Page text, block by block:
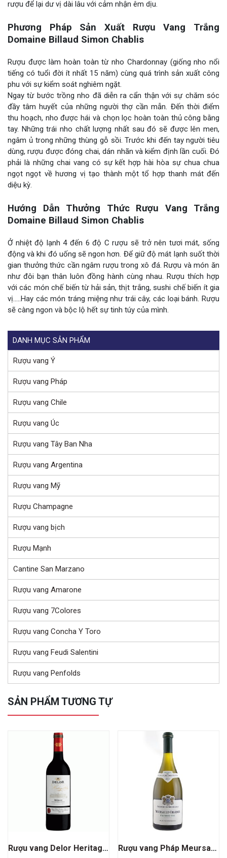
rượu để lại dư vị dài lâu với cảm nhận êm dịu.
Phương Pháp Sản Xuất Rượu Vang Trắng
Domaine Billaud Simon Chablis
Rượu được làm hoàn toàn từ nho Chardonnay (giống nho nổi
tiếng có tuổi đời ít nhất 15 năm) cùng quá trình sản xuất công
phu với sự kiểm soát nghiêm ngặt.
Ngay từ bước trồng nho đã diễn ra cẩn thận với sự chăm sóc
đầy tâm huyết của những người thợ cần mẫn. Đến thời điểm
thu hoạch, nho được hái và chọn lọc hoàn toàn thủ công bằng
tay. Những trái nho chất lượng nhất sau đó sẽ được lên men,
ngâm ủ trong những thùng gỗ sồi. Trước khi đến tay người tiêu
dùng, rượu được đóng chai, dán nhãn và kiểm định lần cuối. Đó
phải là những chai vang có sự kết hợp hài hòa sự chua chua
ngọt ngọt về hương vị tạo thành một tổ hợp thanh mát đến
diệu kỳ.
Hướng Dẫn Thưởng Thức Rượu Vang Trắng
Domaine Billaud Simon Chablis
Ở nhiệt độ lạnh 4 đến 6 độ C rượu sẽ trở nên tươi mát, sống
động và khi đó uống sẽ ngon hơn. Để giữ độ mát lạnh suốt thời
gian thưởng thức cần ngâm rượu trong xô đá. Rượu và món ăn
như đôi bạn thân luôn đồng hành cùng nhau. Rượu thích hợp
với các món chế biến từ hải sản, thịt trắng, sushi chế biến ít gia
vị…..Hay các món tráng miệng như trái cây, các loại bánh. Rượu
sẽ càng ngon và bộc lộ hết sự tinh túy của mình.
DANH MỤC SẢN PHẨM
Rượu vang Ý
Rượu vang Pháp
Rượu vang Chile
Rượu vang Úc
Rượu vang Tây Ban Nha
Rượu vang Argentina
Rượu vang Mỹ
Rượu Champagne
Rượu vang bịch
Rượu Mạnh
Cantine San Marzano
Rượu vang Amarone
Rượu vang 7Colores
Rượu vang Concha Y Toro
Rượu vang Feudi Salentini
Rượu vang Penfolds
SẢN PHẨM TƯƠNG TỰ
Rượu vang Delor Heritage 1864 Medoc Rượu vang Pháp Meursault Charmes Premier Cru